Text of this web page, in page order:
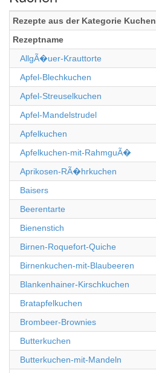
Rezepte aus der Kategorie Kuchen
Rezeptname
AllgÃ�uer-Krauttorte
Apfel-Blechkuchen
Apfel-Streuselkuchen
Apfel-Mandelstrudel
Apfelkuchen
Apfelkuchen-mit-RahmguÃ�
Aprikosen-RÃ�hrkuchen
Baisers
Beerentarte
Bienenstich
Birnen-Roquefort-Quiche
Birnenkuchen-mit-Blaubeeren
Blankenhainer-Kirschkuchen
Bratapfelkuchen
Brombeer-Brownies
Butterkuchen
Butterkuchen-mit-Mandeln